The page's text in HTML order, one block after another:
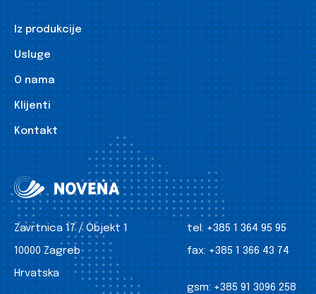
Iz produkcije
Usluge
O nama
Klijenti
Kontakt
Zavrtnica 17 / Objekt 1
10000 Zagreb
Hrvatska
tel: +385 1 364 95 95
fax: +385 1 366 43 74
gsm: +385 91 3096 258